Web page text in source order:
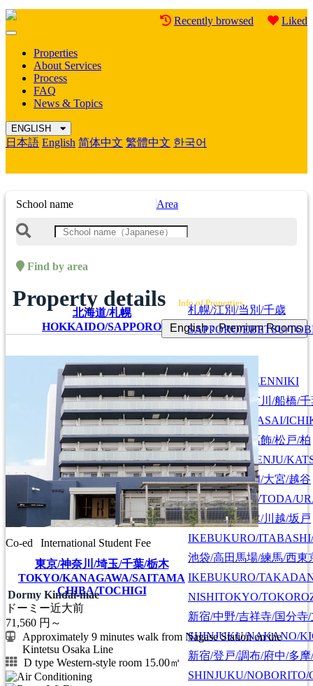
Recently browsed Liked
Mobile
Properties
About Services
Process
FAQ
News & Topics
ENGLISH
日本語 English 简体中文 繁體中文 한국어
School name Area
Find by area
北海道/札幌
HOKKAIDO/SAPPORO
札幌/江別/当別/千歳
SAPPORO/EBETSU/
東京/神奈川/埼玉/千葉/栃木
TOKYO/KANAGAWA/SAITAMA
CHIBA/TOCHIGI
首都圏全域
SHUTOKEN ZENNIKI
江戸川/葛西/市川/船橋/千
EDOGAWA/KASAI/
上野/北千住/葛飾/松戸/柏
UENO/KITASENJU/
川口/戸田/浦和/大宮/越谷
KAWAGUCHI/TODA/
池袋/板橋/志木/川越/坂戸
IKEBUKURO/
池袋/高田馬場/練馬/西東
IKEBUKURO/
NISHITOKYO/
新宿/中野/吉祥寺/国分寺
SHINJUKU/NAKANO/
新宿/登戸/調布/府中/多
SHINJUKU/
Property details Info of Properties
English：Premium Rooms
Co-ed International Student Fee
Dormy Kindai-mae
ドーミー近大前
71,560 円～
Approximately 9 minutes walk from Nagase Station on the
Kintetsu Osaka Line
D type Western-style room 15.00㎡